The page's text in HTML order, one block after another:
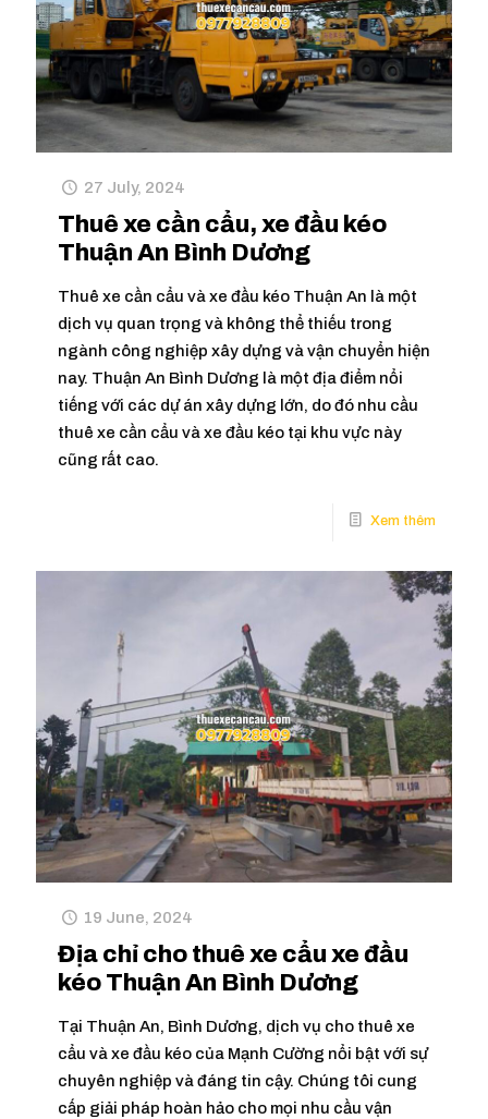
27 July, 2024
Thuê xe cần cẩu, xe đầu kéo
Thuận An Bình Dương
Thuê xe cần cẩu và xe đầu kéo Thuận An là một
dịch vụ quan trọng và không thể thiếu trong
ngành công nghiệp xây dựng và vận chuyển hiện
nay. Thuận An Bình Dương là một địa điểm nổi
tiếng với các dự án xây dựng lớn, do đó nhu cầu
thuê xe cần cẩu và xe đầu kéo tại khu vực này
cũng rất cao.
19 June, 2024
Địa chỉ cho thuê xe cẩu xe đầu
kéo Thuận An Bình Dương
Tại Thuận An, Bình Dương, dịch vụ cho thuê xe
cẩu và xe đầu kéo của Mạnh Cường nổi bật với sự
chuyên nghiệp và đáng tin cậy. Chúng tôi cung
cấp giải pháp hoàn hảo cho mọi nhu cầu vận